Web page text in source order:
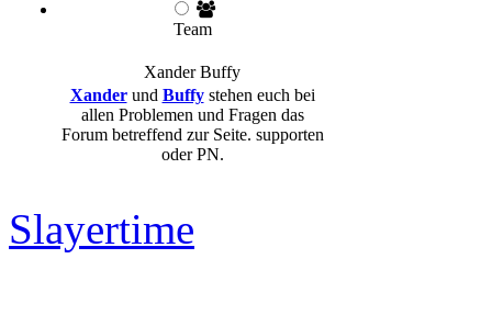
Team
Xander Buffy
Xanderund Buffystehen euch bei
allen Problemen und Fragen das
Forum betreffend zur Seite. supporten
oder PN.
Slayertime